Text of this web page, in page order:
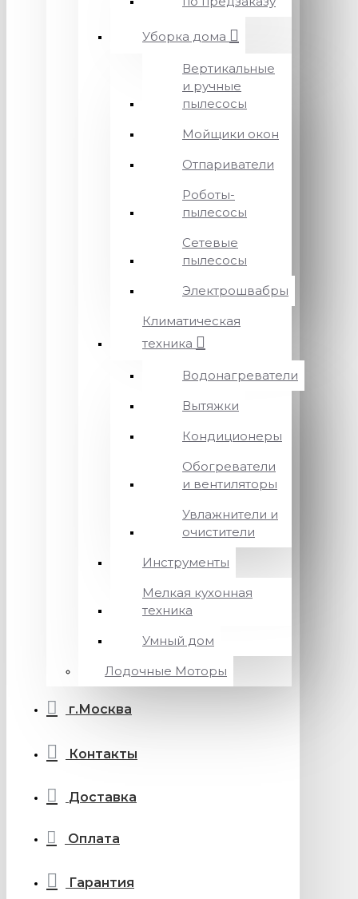
Уборка дома
Вертикальные
и ручные
пылесосы
Мойщики окон
Отпариватели
Роботы-
пылесосы
Сетевые
пылесосы
Электрошвабры
Климатическая
техника
Водонагреватели
Вытяжки
Кондиционеры
Обогреватели
и вентиляторы
Увлажнители и
очистители
Инструменты
Мелкая кухонная
техника
Умный дом
Лодочные Моторы
г.Москва
Контакты
Доставка
Оплата
Гарантия